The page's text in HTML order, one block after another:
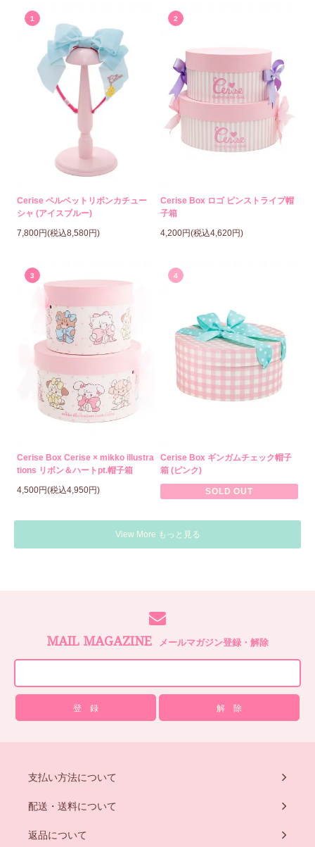
1
Cerise ベルベットリボンカチュー
シャ (アイスブルー)
7,800円(税込8,580円)
2
Cerise Box ロゴ ピンストライプ帽
子箱
4,200円(税込4,620円)
3
Cerise Box Cerise × mikko illustra
tions リボン＆ハートpt.帽子箱
4,500円(税込4,950円)
4
Cerise Box ギンガムチェック帽子
箱 (ピンク)
SOLD OUT
View More もっと見る
MAIL MAGAZINE メールマガジン登録・解除
支払い方法について
配送・送料について
返品について